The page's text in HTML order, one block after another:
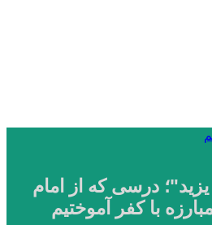
یزید"؛ درسی که از امام
با کفر آموختیم